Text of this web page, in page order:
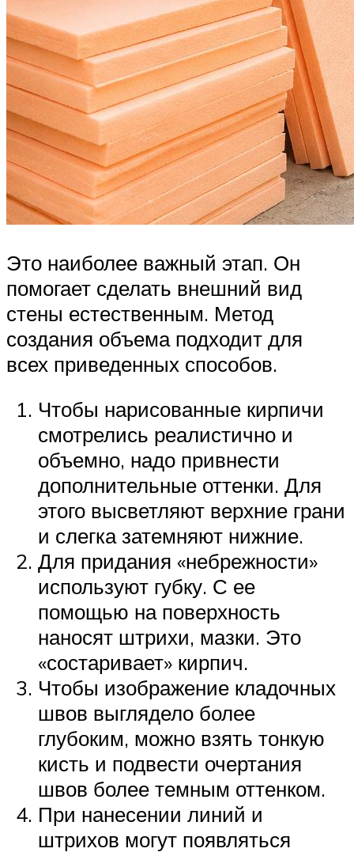
Это наиболее важный этап. Он
помогает сделать внешний вид
стены естественным. Метод
создания объема подходит для
всех приведенных способов.
Чтобы нарисованные кирпичи
смотрелись реалистично и
объемно, надо привнести
дополнительные оттенки. Для
этого высветляют верхние грани
и слегка затемняют нижние.
Для придания «небрежности»
используют губку. С ее
помощью на поверхность
наносят штрихи, мазки. Это
«состаривает» кирпич.
Чтобы изображение кладочных
швов выглядело более
глубоким, можно взять тонкую
кисть и подвести очертания
швов более темным оттенком.
При нанесении линий и
штрихов могут появляться